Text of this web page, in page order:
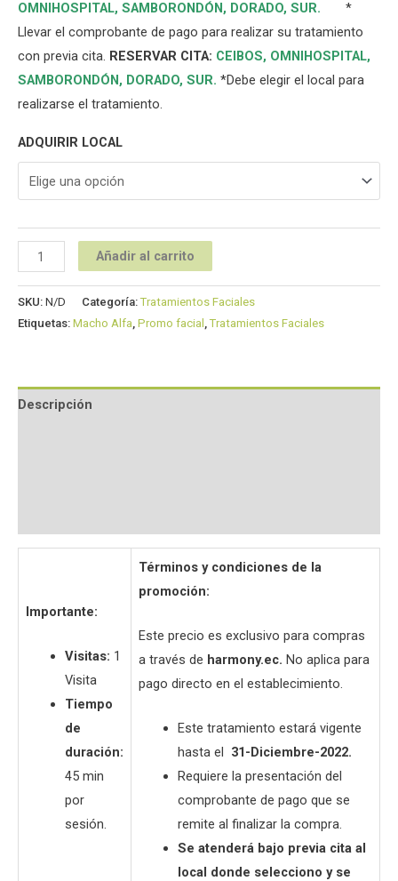
OMNIHOSPITAL, SAMBORONDÓN, DORADO, SUR.
*
Llevar el comprobante de pago para realizar su tratamiento
con previa cita. RESERVAR CITA: CEIBOS, OMNIHOSPITAL,
SAMBORONDÓN, DORADO, SUR. *Debe elegir el local para
realizarse el tratamiento.
ADQUIRIR LOCAL
Añadir al carrito
SKU: N/D Categoría:Tratamientos Faciales
Etiquetas: Macho Alfa, Promo facial ,Tratamientos Faciales
Descripción
Importante:
Visitas: 1
Visita
Tiempo
de
duración:
45 min
por
sesión.
Términos y condiciones de la
promoción:
Este precio es exclusivo para compras
a través de harmony.ec. No aplica para
pago directo en el establecimiento.
Este tratamiento estará vigente
hasta el 31-Diciembre-2022.
Requiere la presentación del
comprobante de pago que se
remite al finalizar la compra.
Se atenderá bajo previa cita al
local donde selecciono y se